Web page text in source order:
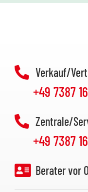
Verkauf/
+49 7387
Zentrale/
+49 7387
Berater vor